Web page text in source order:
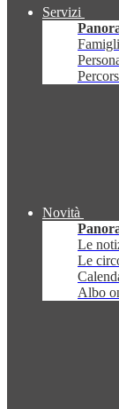
Servizi
Novità
Le
Le
Albo